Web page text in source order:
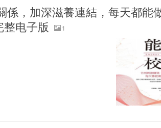
係，加深滋養連結，每天都能
电子版
1